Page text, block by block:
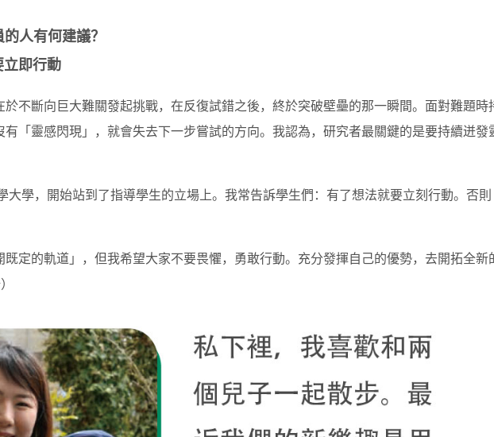
人有何建議？
即行動
於不斷向巨大難關發起挑戰，在反復試錯之後，終於突破壁壘的那一瞬間。面對難題時
「靈感閃現」，就會失去下一步嘗試的方向。我認為，研究者最關鍵的是要持續迸發
大學，開始站到了指導學生的立場上。我常告訴學生們：有了想法就要立刻行動。否則
既定的軌道」，但我希望大家不要畏懼，勇敢行動。充分發揮自己的優勢，去開拓全新